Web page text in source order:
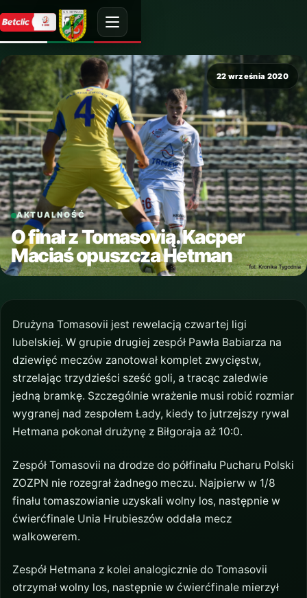
22 września 2020
AKTUALNOŚĆ
O finał z Tomasovią. Kacper
Maciaś opuszcza Hetman
Drużyna Tomasovii jest rewelacją czwartej ligi
lubelskiej. W grupie drugiej zespół Pawła Babiarza na
dziewięć meczów zanotował komplet zwycięstw,
strzelając trzydzieści sześć goli, a tracąc zaledwie
jedną bramkę. Szczególnie wrażenie musi robić rozmiar
wygranej nad zespołem Łady, kiedy to jutrzejszy rywal
Hetmana pokonał drużynę z Biłgoraja aż 10:0.
Zespół Tomasovii na drodze do półfinału Pucharu Polski
ZOZPN nie rozegrał żadnego meczu. Najpierw w 1/8
finału tomaszowianie uzyskali wolny los, następnie w
ćwierćfinale Unia Hrubieszów oddała mecz
walkowerem.
Zespół Hetmana z kolei analogicznie do Tomasovii
otrzymał wolny los, następnie w ćwierćfinale mierzył